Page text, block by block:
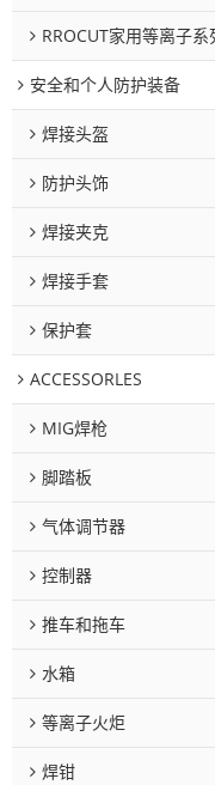
RROCUT家用等离子系
安全和个人防护装备
焊接头盔
防护头饰
焊接夹克
焊接手套
保护套
ACCESSORLES
MIG焊枪
脚踏板
气体调节器
控制器
推车和拖车
水箱
等离子火炬
焊钳